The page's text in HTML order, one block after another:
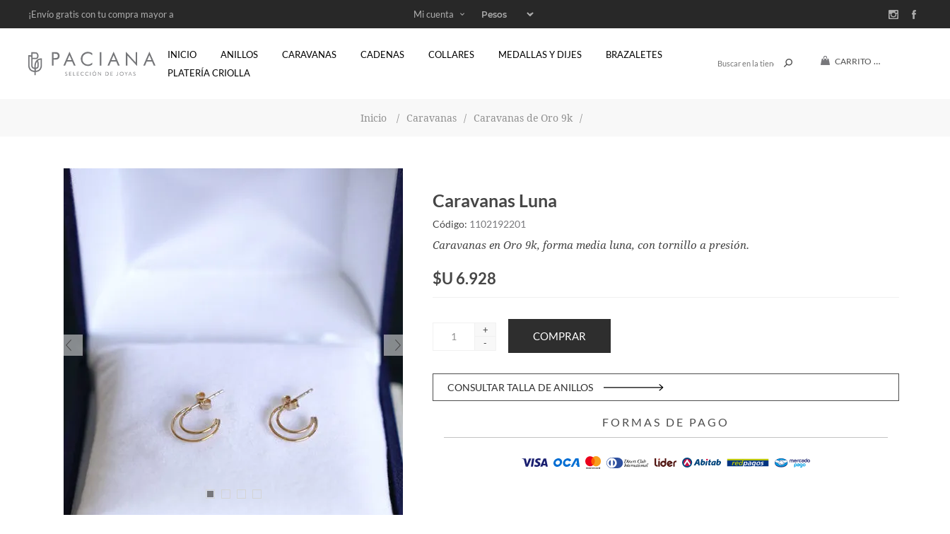
¡Envío gratis con tu compra mayor a Mi cuenta
CARRITO (0)
INICIO ANILLOS CARAVANAS CADENAS COLLARES MEDALLAS Y DIJES
BRAZALETES
PLATERÍA CRIOLLA
Inicio / Caravanas / Caravanas de Oro 9k /
Caravanas Luna
Código: 1102192201
Caravanas en Oro 9k, forma media luna, con tornillo a presión.
$U 6.928
+
-
CONSULTAR TALLA DE ANILLOS
FORMAS DE PAGO